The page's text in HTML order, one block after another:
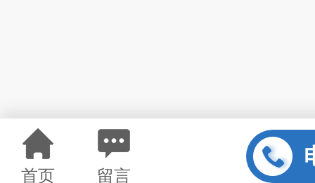
首页 留言